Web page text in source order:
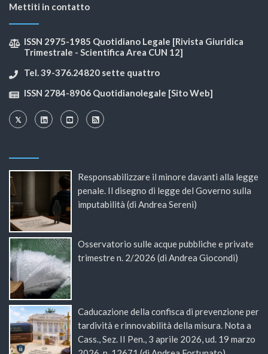
Mettiti in contatto
ISSN 2975-1985 Quotidiano Legale [Rivista Giuridica
Trimestrale - Scientifica Area CUN 12]
Tel. 39-376.24820 sette quattro
ISSN 2784-8906 Quotidianolegale [Sito Web]
Responsabilizzare il minore davanti alla legge
penale. Il disegno di legge del Governo sulla
imputabilità (di Andrea Sereni)
Osservatorio sulle acque pubbliche e private
trimestre n. 2/2026 (di Andrea Giocondi)
Caducazione della confisca di prevenzione per
tardività e rinnovabilità della misura. Nota a
Cass., Sez. II Pen., 3 aprile 2026, ud. 19 marzo